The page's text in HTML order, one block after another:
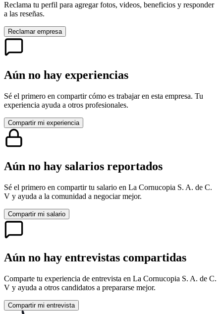
Reclama tu perfil para agregar fotos, videos, beneficios y responder
a las reseñas.
Reclamar empresa
Aún no hay experiencias
Sé el primero en compartir cómo es trabajar en esta empresa. Tu
experiencia ayuda a otros profesionales.
Compartir mi experiencia
Aún no hay salarios reportados
Sé el primero en compartir tu salario en La Cornucopia S. A. de C.
V y ayuda a la comunidad a negociar mejor.
Compartir mi salario
Aún no hay entrevistas compartidas
Comparte tu experiencia de entrevista en La Cornucopia S. A. de C.
V y ayuda a otros candidatos a prepararse mejor.
Compartir mi entrevista